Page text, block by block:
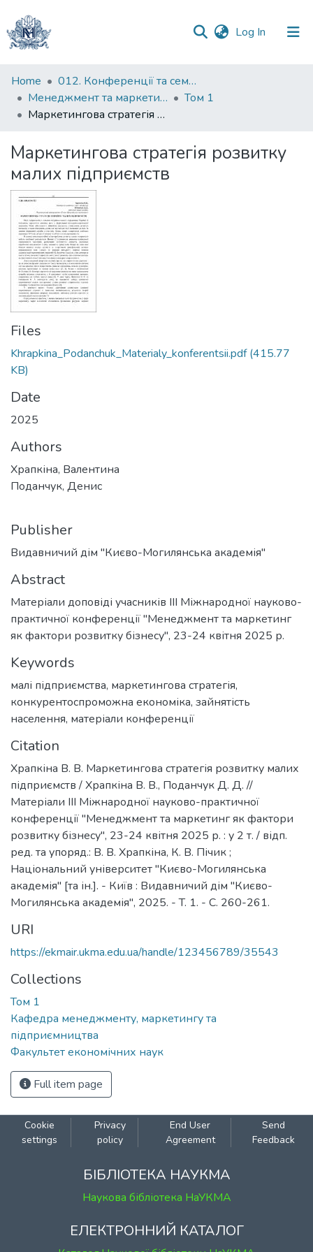
Log In (current)
Communities
&
Collections
Statistics
Home
012. Конференції та семінари НаУКМА
Менеджмент та маркетинг як фактори розвитку бізнесу : матеріали III Міжнародної науково-практичної конференції 23-24 квітня 2025 р.
Том 1
Маркетингова стратегія розвитку малих підприємств
Маркетингова стратегія розвитку
малих підприємств
Files
Khrapkina_Podanchuk_Materialy_konferentsii.pdf(415.77
KB)
Date
2025
Authors
Храпкіна, Валентина
Поданчук, Денис
Publisher
Видавничий дім "Києво-Могилянська академія"
Abstract
Матеріали доповіді учасників III Міжнародної науково-
практичної конференції "Менеджмент та маркетинг
як фактори розвитку бізнесу", 23-24 квітня 2025 р.
Keywords
малі підприємства, маркетингова стратегія,
конкурентоспроможна економіка, зайнятість
населення, матеріали конференції
Citation
Храпкіна В. В. Маркетингова стратегія розвитку малих
підприємств / Храпкіна В. В., Поданчук Д. Д. //
Матеріали ІІІ Міжнародної науково-практичної
конференції "Менеджмент та маркетинг як фактори
розвитку бізнесу", 23-24 квітня 2025 р. : у 2 т. / відп.
ред. та упоряд.: В. В. Храпкіна, К. В. Пічик ;
Національний університет "Києво-Могилянська
академія" [та ін.]. - Київ : Видавничий дім "Києво-
Могилянська академія", 2025. - T. 1. - C. 260-261.
URI
https://ekmair.ukma.edu.ua/handle/123456789/35543
Collections
Том 1
Кафедра менеджменту, маркетингу та
підприємництва
Факультет економічних наук
Full item page
Cookie
settings
Privacy
policy
End User
Agreement
Send
Feedback
БІБЛІОТЕКА НАУКМА
Наукова бібліотека НаУКМА
ЕЛЕКТРОННИЙ КАТАЛОГ